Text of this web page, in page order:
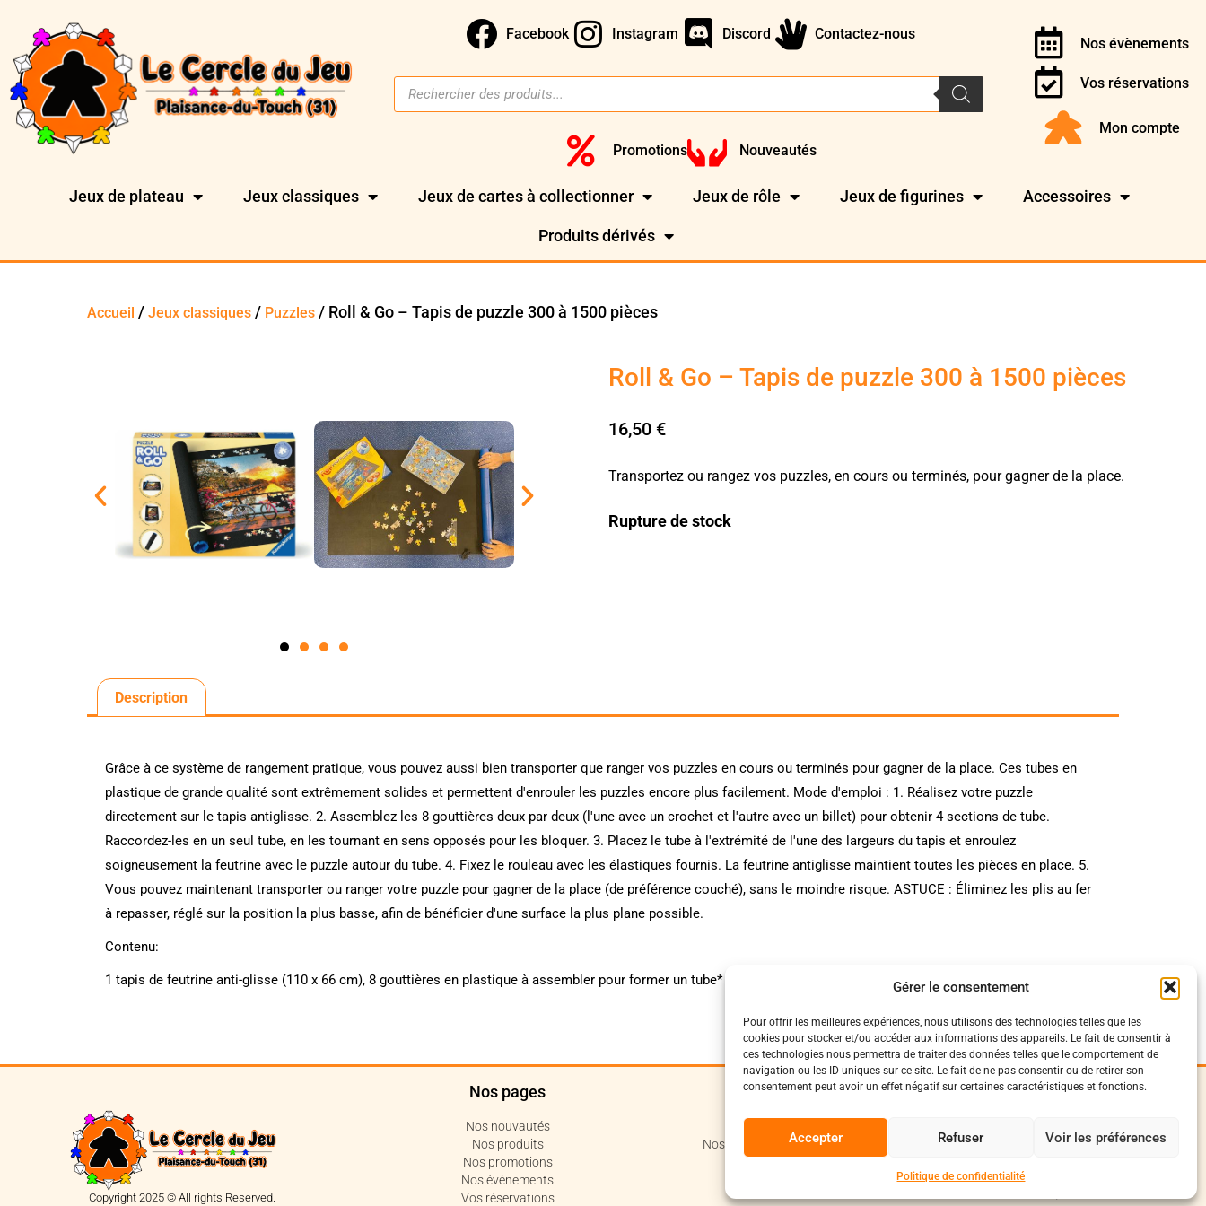
Gérer le consentement
Pour offrir les meilleures expériences, nous utilisons des technologies telles que les
cookies pour stocker et/ou accéder aux informations des appareils. Le fait de consentir à
ces technologies nous permettra de traiter des données telles que le comportement de
navigation ou les ID uniques sur ce site. Le fait de ne pas consentir ou de retirer son
consentement peut avoir un effet négatif sur certaines caractéristiques et fonctions.
Accepter Refuser Voir les préférences
Politique de confidentialité
Facebook Instagram Discord Contactez-nous
Promotions Nouveautés
Nos évènements
Vos réservations
Mon compte
Jeux de plateau Jeux classiques Jeux de cartes à collectionner Jeux de rôle Jeux de figurines Accessoires
Produits dérivés
Accueil /Jeux classiques / Puzzles / Roll & Go – Tapis de puzzle 300 à 1500 pièces
Roll & Go – Tapis de puzzle 300 à 1500 pièces
16,50 €
Transportez ou rangez vos puzzles, en cours ou terminés, pour gagner de la place.
Rupture de stock
Description
Grâce à ce système de rangement pratique, vous pouvez aussi bien transporter que ranger vos puzzles en cours ou terminés pour gagner de la place. Ces tubes en
plastique de grande qualité sont extrêmement solides et permettent d'enrouler les puzzles encore plus facilement. Mode d'emploi : 1. Réalisez votre puzzle
directement sur le tapis antiglisse. 2. Assemblez les 8 gouttières deux par deux (l'une avec un crochet et l'autre avec un billet) pour obtenir 4 sections de tube.
Raccordez-les en un seul tube, en les tournant en sens opposés pour les bloquer. 3. Placez le tube à l'extrémité de l'une des largeurs du tapis et enroulez
soigneusement la feutrine avec le puzzle autour du tube. 4. Fixez le rouleau avec les élastiques fournis. La feutrine antiglisse maintient toutes les pièces en place. 5.
Vous pouvez maintenant transporter ou ranger votre puzzle pour gagner de la place (de préférence couché), sans le moindre risque. ASTUCE : Éliminez les plis au fer
à repasser, réglé sur la position la plus basse, afin de bénéficier d'une surface la plus plane possible.
Contenu:
1 tapis de feutrine anti-glisse (110 x 66 cm), 8 gouttières en plastique à assembler pour former un tube* (*breveté), 2 élastiques de fixation
Copyright 2025 © All rights Reserved.
Nos pages
Nos nouvautés
Nos produits
Nos promotions
Nos évènements
Vos réservations
Politiques
Politique de confidentialité
Nos conditions de vente et livraison
Suivez-Nous
Facebook